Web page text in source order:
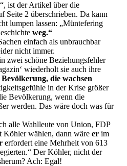
ist der Artikel über die
Seite 2 überschrieben. Da kann
lumpen lassen: „Müntefering
weg.“
einfach als unbrauchbar
nicht immer.
zwei schöne Beziehungsfehler
wiederholt sie auch ihre
die wachsen
in der Krise größer
Bevölkerung, wenn die
werden. Das wäre doch was für
alle Wahlleute von Union, FDP
wählen, dann wäre er im
erfordert eine Mehrheit von 613
Der Köhler, nicht der
Ach: Egal!